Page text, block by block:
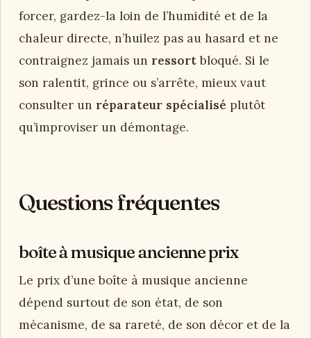
forcer, gardez-la loin de l’humidité et de la
chaleur directe, n’huilez pas au hasard et ne
contraignez jamais un ressortbloqué. Si le
son ralentit, grince ou s’arrête, mieux vaut
consulter un réparateur spécialisé plutôt
qu’improviser un démontage.
Questions fréquentes
boîte à musique ancienne prix
Le prix d’une boîte à musique ancienne
dépend surtout de son état, de son
mécanisme, de sa rareté, de son décor et de la